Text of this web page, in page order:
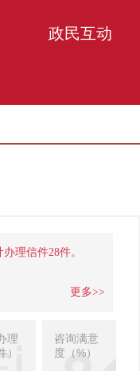
政民互动
理信件28件。
更多>>
理
）
咨询满意
度（%）